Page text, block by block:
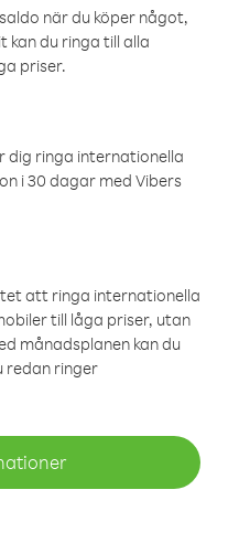
när du köper något,
kan du ringa till alla
priser.
dig ringa internationella
i 30 dagar med Vibers
att ringa internationella
till låga priser, utan
månadsplanen kan du
redan ringer